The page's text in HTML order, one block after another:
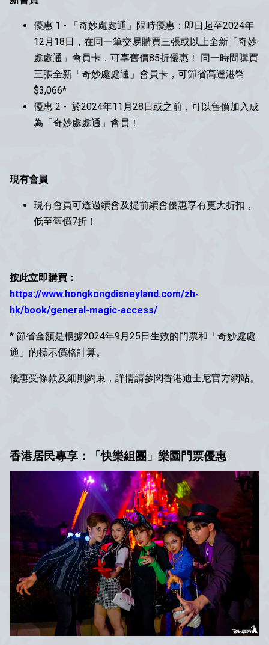
優惠 1 - 「奇妙處處通」限時優惠：即日起至2024年
12月18日，在同一筆交易購買三張或以上全新「奇妙
處處通」會員卡，可享舊價85折優惠！ 同一時間購買
三張全新「奇妙處處通」會員卡，可節省高達港幣
$3,066*
優惠 2 - 於2024年11月28日或之前，可以舊價加入成
為「奇妙處處通」會員！
現有會員
現有會員可透過續會及提前續會優惠享有更大折扣，
低至舊價7折！
按此立即購買：
https://www.hongkongdisneyland.com/zh-
hk/book/general-magic-access/
* 節省金額是根據2024年9月25日生效的門票和「奇妙處處
通」的標示價格計算。
優惠受條款及細則約束，詳情請參閱香港迪士尼官方網站。
香港居民專享：「快樂組團」樂園門票優惠